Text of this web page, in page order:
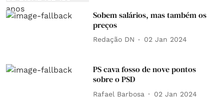
Sobem salários, mas também os
preços
Redação DN 02 Jan 2024
PS cava fosso de nove pontos
sobre o PSD
Rafael Barbosa 02 Jan 2024